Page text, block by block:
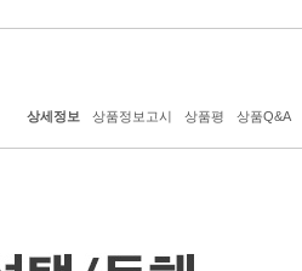
상세정보 상품정보고시 상품평 상품Q&A